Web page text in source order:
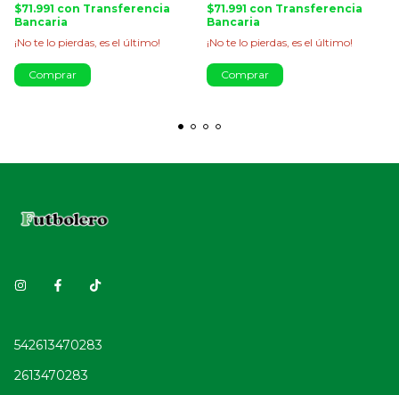
$71.991 con Transferencia
Bancaria
¡No te lo pierdas, es el último!
Comprar
$71.991 con Transferencia
Bancaria
¡No te lo pierdas, es el último!
Comprar
542613470283
2613470283